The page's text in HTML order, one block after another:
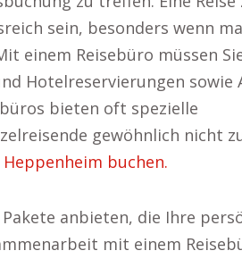
sein, besonders wenn
einem Reisebüro müssen
Hotelreservierungen sowie
bieten oft spezielle
gewöhnlich nicht
buchen.
anbieten, die Ihre
mit einem